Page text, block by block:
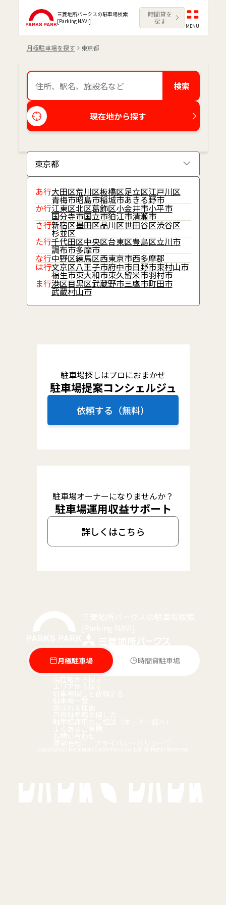
三菱地所パークスの駐車場検索
[Parking NAVI]
時間貸を
探す
MENU
月極駐車場を探す 東京都
検索
現在地から探す
あ行大田区荒川区板橋区足立区江戸川区
青梅市昭島市稲城市あきる野市
か行江東区北区葛飾区小金井市小平市
国分寺市国立市狛江市清瀬市
さ行新宿区墨田区品川区世田谷区渋谷区
杉並区
た行千代田区中央区台東区豊島区立川市
調布市多摩市
な行中野区練馬区西東京市西多摩郡
は行文京区八王子市府中市日野市東村山市
福生市東大和市東久留米市羽村市
ま行港区目黒区武蔵野市三鷹市町田市
武蔵村山市
駐車場探しはプロにおまかせ
駐車場提案コンシェルジュ
依頼する（無料）
駐車場オーナーになりませんか？
駐車場運用収益サポート
詳しくはこちら
月極駐車場
時間貸駐車場
現在地から探す